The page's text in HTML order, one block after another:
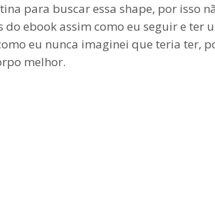
para buscar essa shape, por isso
ebook assim como eu seguir e
eu nunca imaginei que teria ter,
melhor.